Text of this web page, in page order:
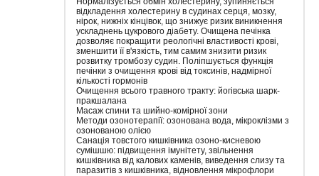
відкладення холестерину в судинах серця, мозку,
нірок, нижніх кінцівок, що знижує ризик виникнення
ускладнень цукрового діабету. Очищена печінка
дозволяє покращити реологічні властивості крові,
зменшити її в'язкість, тим самим знизити ризик
розвитку тромбозу судин. Поліпшується функція
печінки з очищення крові від токсинів, надмірної
кількості гормонів
Очищення всього травного тракту: йогівська шарк-
пракшалана
Масаж спини та шийно-комірної зони
Методи озонотерапії: озонована вода, мікроклізми з
озонованою олією
Санація товстого кишківника озоно-кисневою
сумішшю: підвищення імунітету, звільнення
кишківника від калових каменів, виведення слизу та
паразитів з кишківника, відновлення мікрофлори